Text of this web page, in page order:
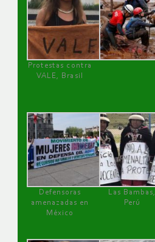
Protestas contra
VALE, Brasil
Defensoras
amenazadas en
México
Las Bambas,
Perú